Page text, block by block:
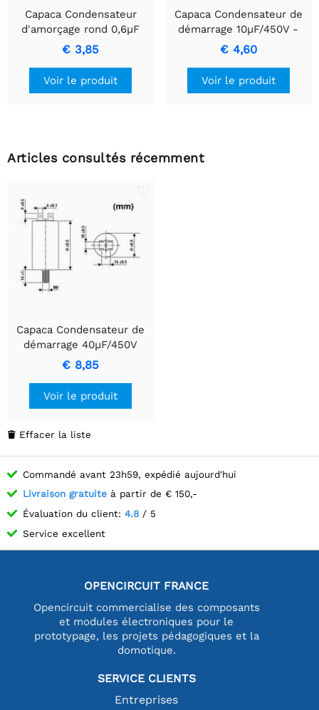
Capaca Condensateur
d'amorçage rond 0,6µF
450V Boîtier Ignifuge
€ 3,85
Voir le produit
Capaca Condensateur de
démarrage 10µF/450V -
Condensateur rond
durable
€ 4,60
Voir le produit
Articles consultés récemment
Capaca Condensateur de
démarrage 40µF/450V
rond
€ 8,85
Voir le produit
 Effacer la liste
Commandé avant 23h59, expédié aujourd'hui
Livraison gratuite à partir de € 150,-
Évaluation du client: 4.8 / 5
Service excellent
OPENCIRCUIT FRANCE
Opencircuit commercialise des composants
et modules électroniques pour le
prototypage, les projets pédagogiques et la
domotique.
SERVICE CLIENTS
Entreprises